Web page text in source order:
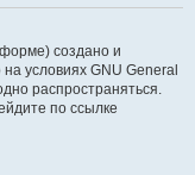
создано и
условиях GNU General
распространяться.
по ссылке